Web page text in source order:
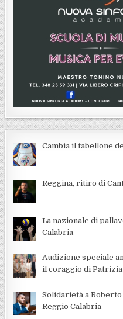
Cambia il tabellone
Reggina, ritiro di
La nazionale di
Calabria
Audizione speciale
il coraggio di
Solidarietà a Roberto
Reggio Calabria